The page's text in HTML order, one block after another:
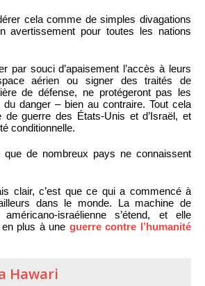
cela comme de simples divagations
avertissement pour toutes les nations
par souci d’apaisement l’accès à leurs
aérien ou signer des traités de
de défense, ne protégeront pas les
du danger – bien au contraire. Tout cela
guerre des États-Unis et d’Israël, et
conditionnelle.
que de nombreux pays ne connaissent
clair, c’est que ce qui a commencé à
dans le monde. La machine de
israélienne s’étend, et elle
en plus à une guerre contre l’humanité
Hawari